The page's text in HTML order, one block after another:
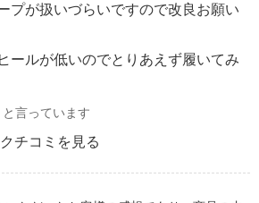
プが扱いづらいですので改良お願い
ールが低いのでとりあえず履いてみ
言っています
チコミを見る